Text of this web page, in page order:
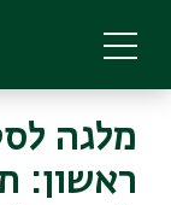
main
מלגה
ראשון: